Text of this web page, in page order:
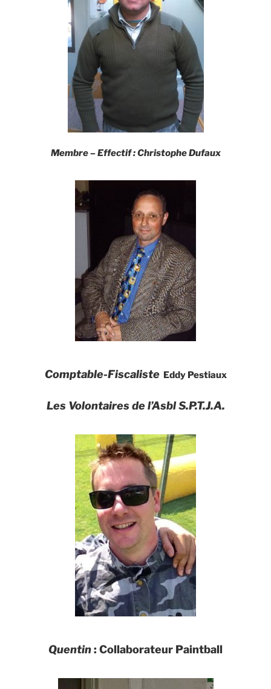
Membre –Effectif:Christophe Dufaux
Comptable-Fiscaliste Eddy Pestiaux
Les Volontaires de l’Asbl S.P.T.J.A.
Quentin: Collaborateur Paintball